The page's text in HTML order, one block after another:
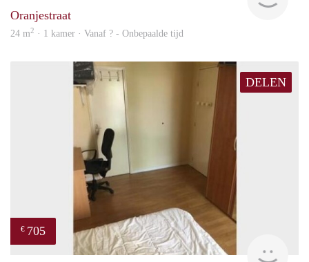
Oranjestraat
24 m2 · 1 kamer · Vanaf ? - Onbepaalde tijd
DELEN
€ 705